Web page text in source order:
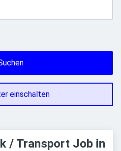
einschalten
/ Transport Job in